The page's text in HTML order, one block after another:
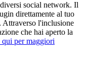
social network. Il
direttamente al tuo
Attraverso l'inclusione
che hai aperto la
qui per maggiori